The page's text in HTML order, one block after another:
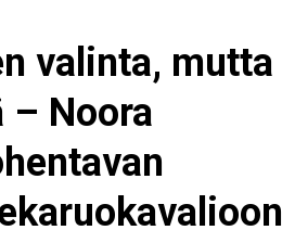
valinta, mutta
– Noora